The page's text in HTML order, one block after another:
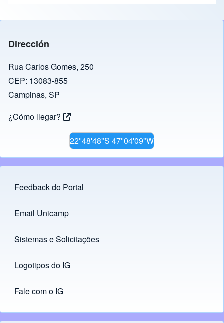
Dirección
Rua Carlos Gomes, 250
CEP: 13083-855
Campinas, SP
¿Cómo llegar?
22º48'48"S 47º04'09"W
Footer menu
Feedback do Portal
Links
Email Unicamp
(opens in new tab)
Sistemas e Solicitações
(opens in new tab)
Logotipos do IG
(opens in new tab)
Fale com o IG